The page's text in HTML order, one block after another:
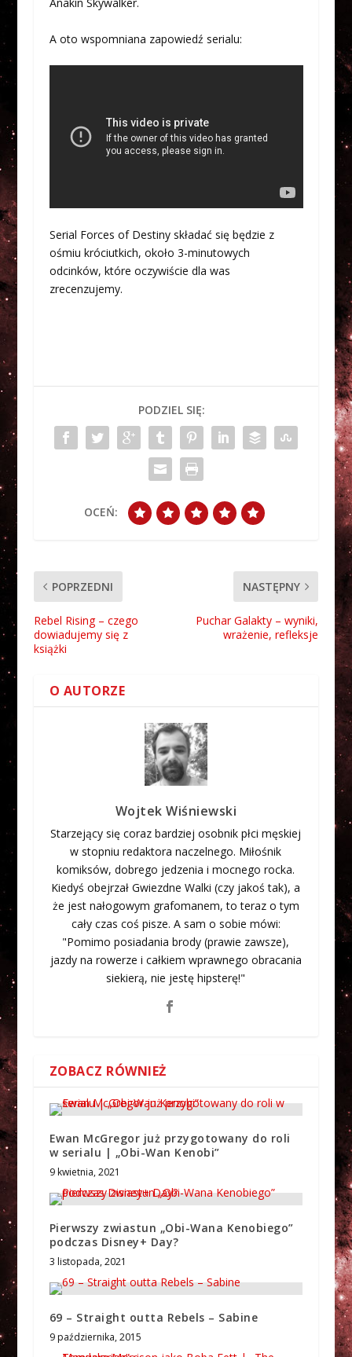
A oto wspomniana zapowiedź serialu:
Serial Forces of Destiny składać się będzie z
ośmiu króciutkich, około 3-minutowych
odcinków, które oczywiście dla was
zrecenzujemy.
PODZIEL SIĘ:
OCEŃ:
POPRZEDNI
Rebel Rising – czego
dowiadujemy się z
książki
NASTĘPNY
Puchar Galakty – wyniki,
wrażenie, refleksje
O AUTORZE
Wojtek Wiśniewski
Starzejący się coraz bardziej osobnik płci męskiej
w stopniu redaktora naczelnego. Miłośnik
komiksów, dobrego jedzenia i mocnego rocka.
Kiedyś obejrzał Gwiezdne Walki (czy jakoś tak), a
że jest nałogowym grafomanem, to teraz o tym
cały czas coś pisze. A sam o sobie mówi:
"Pomimo posiadania brody (prawie zawsze),
jazdy na rowerze i całkiem wprawnego obracania
siekierą, nie jestę hipsterę!"
ZOBACZ RÓWNIEŻ
Ewan McGregor już przygotowany do roli
w serialu | „Obi-Wan Kenobi”
9 kwietnia, 2021
Pierwszy zwiastun „Obi-Wana Kenobiego”
podczas Disney+ Day?
3 listopada, 2021
69 – Straight outta Rebels – Sabine
9 października, 2015